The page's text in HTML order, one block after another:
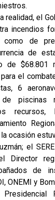
realidad, el
incendios
como de
de
de $68.801
el
6
piscinas
ocasión
el
Director
de
ONEMI y